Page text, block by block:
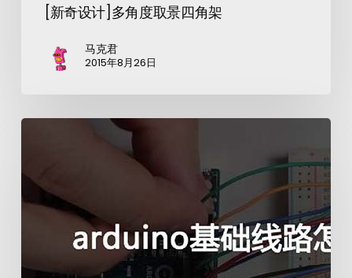
[新奇设计]多角度取景四角架
马克君
2015年8月26日